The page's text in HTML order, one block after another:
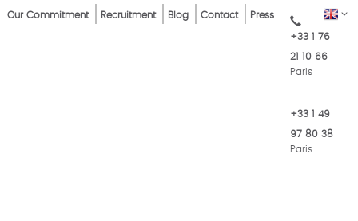
Skip
EN
Top
Our Commitment Recruitment Blog Contact Press
+33 1 76
21 10 66
Paris
+33 1 49
97 80 38
Paris